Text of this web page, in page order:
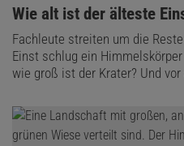
:
Wie alt ist der älteste
Fachleute streiten um die
Einst schlug ein
wie groß ist der Krater? Und